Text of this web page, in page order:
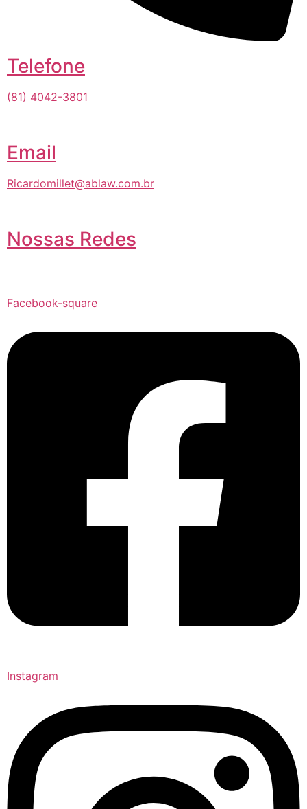
Telefone
(81) 4042-3801
Email
Ricardomillet@ablaw.com.br
Nossas Redes
Facebook-square
Instagram